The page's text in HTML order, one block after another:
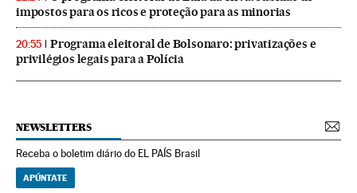
impostos para os ricos e proteção para as minorias
20:55
Programa eleitoral de Bolsonaro: privatizações e
privilégios legais para a Polícia
NEWSLETTERS
Receba o boletim diário do EL PAÍS Brasil
APÚNTATE